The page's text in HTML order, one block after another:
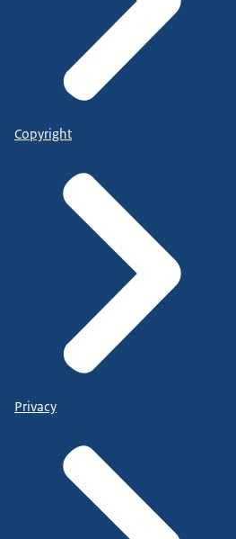
Copyright
Privacy